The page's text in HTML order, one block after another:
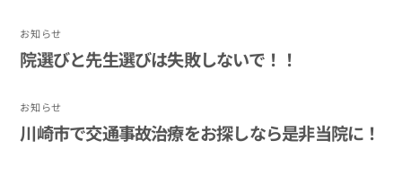
お知らせ
院選びと先生選びは失敗しないで！！
お知らせ
川崎市で交通事故治療をお探しなら是非当院に！